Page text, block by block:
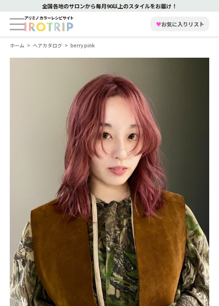
全国各地のサロンから毎月90以上のスタイルをお届け！
♥お気に入りリスト
ホーム ヘアカタログ berry pink